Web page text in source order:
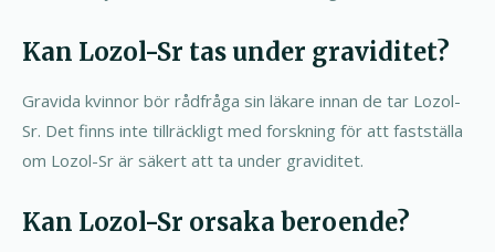
Kan Lozol-Sr tas under graviditet?
Gravida kvinnor bör rådfråga sin läkare innan de tar Lozol-
Sr. Det finns inte tillräckligt med forskning för att fastställa
om Lozol-Sr är säkert att ta under graviditet.
Kan Lozol-Sr orsaka beroende?